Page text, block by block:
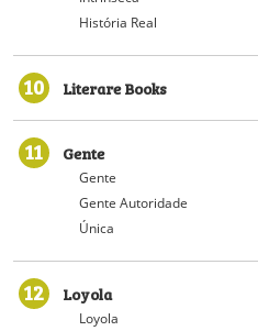
História Real
10 Literare Books
11 Gente
Gente
Gente Autoridade
Única
12 Loyola
Loyola